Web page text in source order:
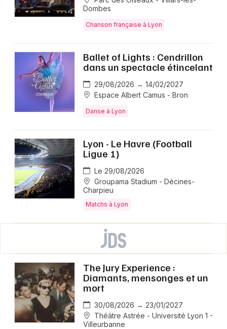
Dombes
Chanson française à Lyon
Ballet of Lights : Cendrillon
dans un spectacle étincelant
29/08/2026 → 14/02/2027
Espace Albert Camus - Bron
Danse à Lyon
Lyon - Le Havre (Football
Ligue 1)
Le 29/08/2026
Groupama Stadium - Décines-
Charpieu
Matchs à Lyon
The Jury Experience :
Diamants, mensonges et un
mort
30/08/2026 → 23/01/2027
Théâtre Astrée - Université Lyon 1 -
Villeurbanne